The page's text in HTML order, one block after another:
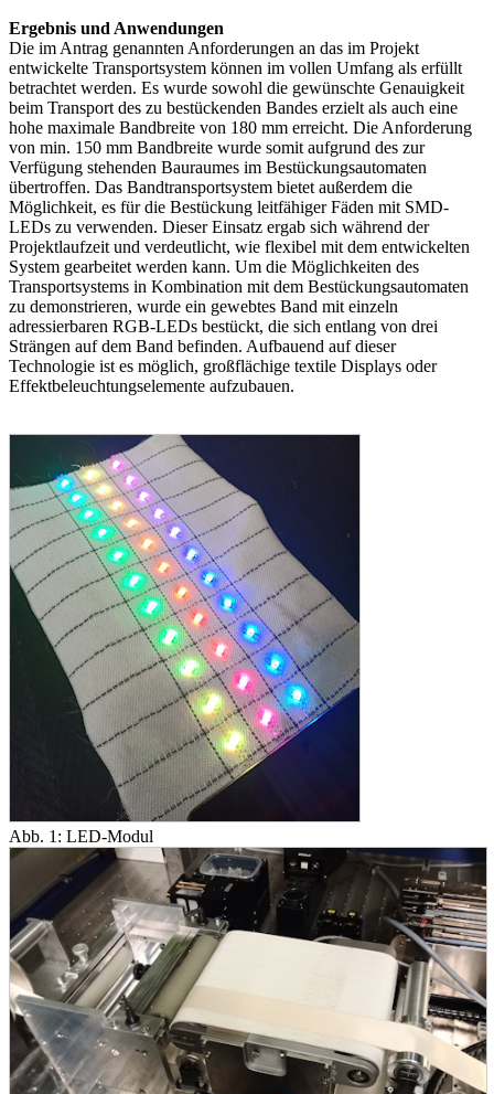
Ergebnis und Anwendungen
Die im Antrag genannten Anforderungen an das im Projekt
entwickelte Transportsystem können im vollen Umfang als erfüllt
betrachtet werden. Es wurde sowohl die gewünschte Genauigkeit
beim Transport des zu bestückenden Bandes erzielt als auch eine
hohe maximale Bandbreite von 180 mm erreicht. Die Anforderung
von min. 150 mm Bandbreite wurde somit aufgrund des zur
Verfügung stehenden Bauraumes im Bestückungsautomaten
übertroffen. Das Bandtransportsystem bietet außerdem die
Möglichkeit, es für die Bestückung leitfähiger Fäden mit SMD-
LEDs zu verwenden. Dieser Einsatz ergab sich während der
Projektlaufzeit und verdeutlicht, wie flexibel mit dem entwickelten
System gearbeitet werden kann. Um die Möglichkeiten des
Transportsystems in Kombination mit dem Bestückungsautomaten
zu demonstrieren, wurde ein gewebtes Band mit einzeln
adressierbaren RGB-LEDs bestückt, die sich entlang von drei
Strängen auf dem Band befinden. Aufbauend auf dieser
Technologie ist es möglich, großflächige textile Displays oder
Effektbeleuchtungselemente aufzubauen.
Abb. 1: LED-Modul